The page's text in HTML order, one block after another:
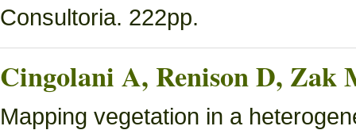
Consultoria. 222pp.
Cingolani A, Renison D, Zak
Mapping vegetation in a